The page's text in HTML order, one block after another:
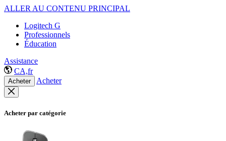
ALLER AU CONTENU PRINCIPAL
Logitech G
Professionnels
Éducation
Assistance
CA,fr
Acheter Acheter
Acheter par catégorie